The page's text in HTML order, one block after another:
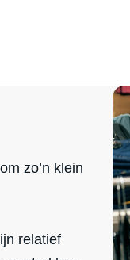
zo’n klein
relatief